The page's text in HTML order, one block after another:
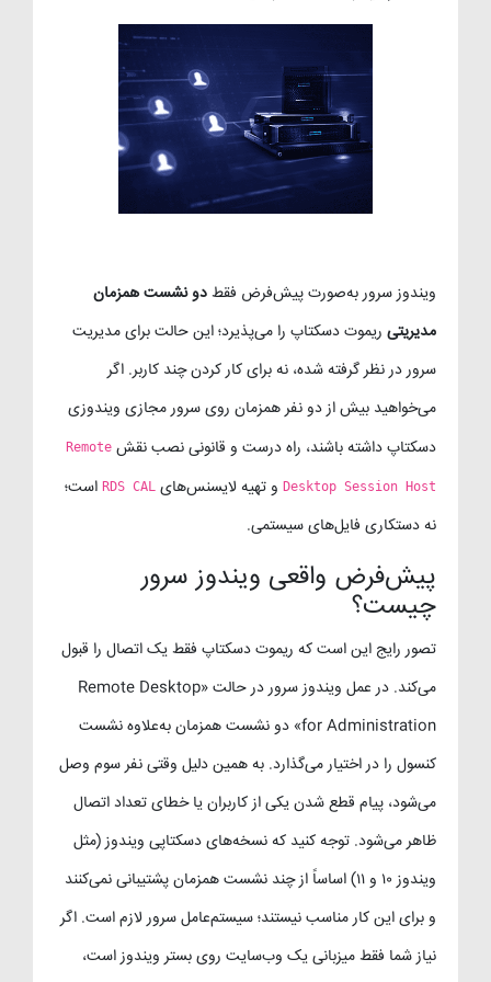
ویندوز سرور به‌صورت پیش‌فرض فقطدو نشست همزمان
مدیریتی ریموت دسکتاپ را می‌پذیرد؛ این حالت برای مدیریت
سرور در نظر گرفته شده، نه برای کار کردن چند کاربر. اگر
می‌خواهید بیش از دو نفر همزمان روی سرور مجازی ویندوزی
دسکتاپ داشته باشند، راه درست و قانونی نصب نقش Remote
Desktop Session Host و تهیه لایسنس‌های RDS CAL است؛
نه دستکاری فایل‌های سیستمی.
پیش‌فرض واقعی ویندوز سرور
چیست؟
تصور رایج این است که ریموت دسکتاپ فقط یک اتصال را قبول
می‌کند. در عمل ویندوز سرور در حالت «Remote Desktop
for Administration» دو نشست همزمان به‌علاوه نشست
کنسول را در اختیار می‌گذارد. به همین دلیل وقتی نفر سوم وصل
می‌شود، پیام قطع شدن یکی از کاربران یا خطای تعداد اتصال
ظاهر می‌شود. توجه کنید که نسخه‌های دسکتاپی ویندوز (مثل
ویندوز ۱۰ و ۱۱) اساساً از چند نشست همزمان پشتیبانی نمی‌کنند
و برای این کار مناسب نیستند؛ سیستم‌عامل سرور لازم است. اگر
نیاز شما فقط میزبانی یک وب‌سایت روی بستر ویندوز است،